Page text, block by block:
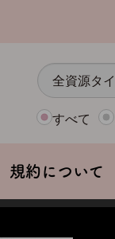
すべて
規約について